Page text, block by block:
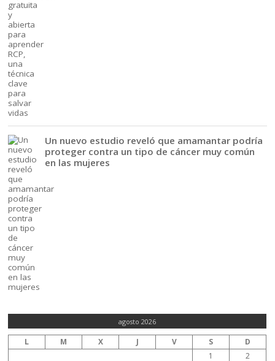
Un nuevo estudio reveló que amamantar podría
proteger contra un tipo de cáncer muy común
en las mujeres
agosto 2026
L M X J V S
D
1
2